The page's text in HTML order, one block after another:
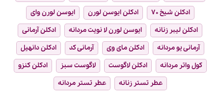
ادکلن شیخ ۷۰
ادکلن ایوسن لورن
ایوسن لورن وای
ادکلن لیبر زنانه
ایوسن لورن لا نویت مردانه
ادکلن آرمانی
آرمانی یو مردانه
ادکلن مای وی آرمانی کد
ادکلن دانهیل
کول واتر مردانه
ادکلن لاگوست لاگوست سبز
ادکلن کنزو
عطر تستر زنانه
عطر تستر مردانه